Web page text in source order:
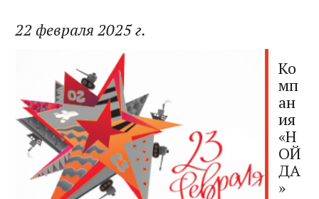
22 февраля 2025 г.
Ко
мп
ан
ия
«Н
ОЙ
ДА
»